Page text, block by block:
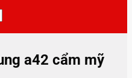
a42 cẩm mỹ